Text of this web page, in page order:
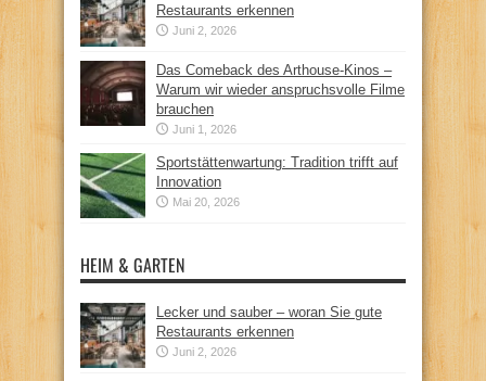
Restaurants erkennen
Juni 2, 2026
Das Comeback des Arthouse-Kinos –
Warum wir wieder anspruchsvolle Filme
brauchen
Juni 1, 2026
Sportstättenwartung: Tradition trifft auf
Innovation
Mai 20, 2026
HEIM & GARTEN
Lecker und sauber – woran Sie gute
Restaurants erkennen
Juni 2, 2026